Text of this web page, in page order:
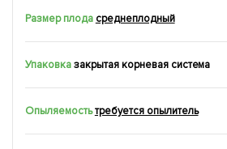
Размер плода среднеплодный
Упаковказакрытая корневая система
Опыляемостьтребуется опылитель